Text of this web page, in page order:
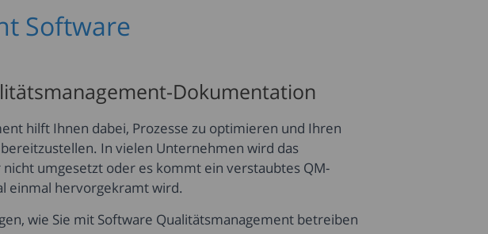
Software
Dokumentation
hilft Ihnen dabei, Prozesse zu optimieren und Ihren
In vielen Unternehmen wird das
umgesetzt oder es kommt ein verstaubtes QM-
einmal hervorgekramt wird.
wie Sie mit Software Qualitätsmanagement betreiben